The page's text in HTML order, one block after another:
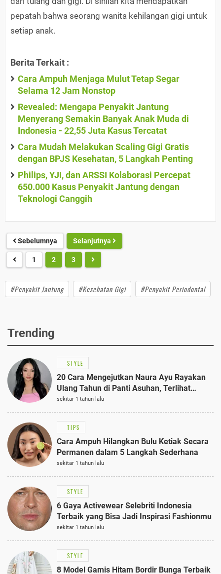
pepatah bahwa seorang wanita kehilangan gigi untuk
setiap anak.
Berita Terkait :
Cara Ampuh Menjaga Mulut Tetap Segar
Selama 12 Jam Nonstop
Revealed: Mengapa Penyakit Jantung
Menyerang Semakin Banyak Anak Muda di
Indonesia - 22,55 Juta Kasus Tercatat
Cara Mudah Melakukan Scaling Gigi Gratis
dengan BPJS Kesehatan, 5 Langkah Penting
Philips, YJI, dan ARSSI Kolaborasi Percepat
650.000 Kasus Penyakit Jantung dengan
Teknologi Canggih
Sebelumnya Selanjutnya
1 2 3
#Penyakit Jantung #Kesehatan Gigi #Penyakit Periodontal
Trending
STYLE
20 Cara Mengejutkan Naura Ayu Rayakan
Ulang Tahun di Panti Asuhan, Terlihat
Anggun dengan Kaftan Cokelat
sekitar 1 tahun lalu
TIPS
Cara Ampuh Hilangkan Bulu Ketiak Secara
Permanen dalam 5 Langkah Sederhana
sekitar 1 tahun lalu
STYLE
6 Gaya Activewear Selebriti Indonesia
Terbaik yang Bisa Jadi Inspirasi Fashionmu
sekitar 1 tahun lalu
STYLE
8 Model Gamis Hitam Bordir Bunga Terbaik